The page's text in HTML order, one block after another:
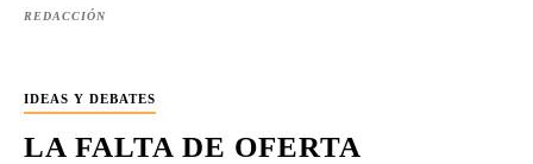
REDACCIÓN
IDEAS Y DEBATES
LA FALTA DE OFERTA